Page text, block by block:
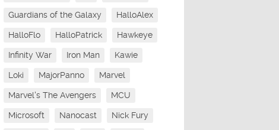
Guardians of the Galaxy HalloAlex
HalloFlo HalloPatrick Hawkeye
Infinity War Iron Man Kawie
Loki MajorPanno Marvel
Marvel's The Avengers MCU
Microsoft Nanocast Nick Fury